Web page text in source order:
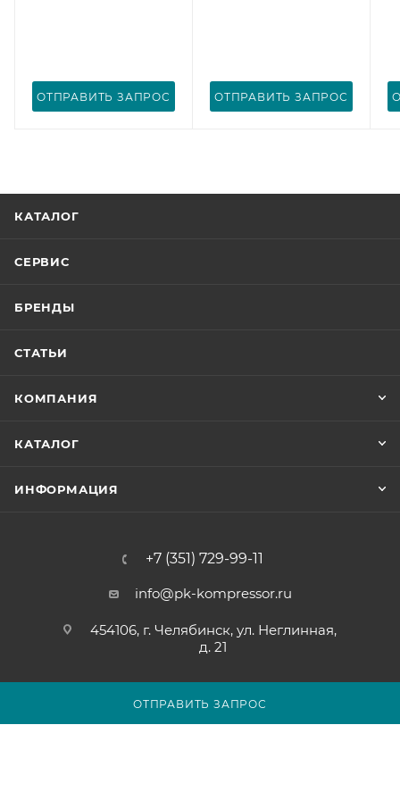
ОТПРАВИТЬ ЗАПРОС
ОТПРАВИТЬ ЗАПРОС ОТПРАВИТЬ ЗАПРОС
КАТАЛОГ
СЕРВИС
БРЕНДЫ
СТАТЬИ
КОМПАНИЯ
КАТАЛОГ
ИНФОРМАЦИЯ
+7 (351) 729-99-11
info@pk-kompressor.ru
454106, г. Челябинск, ул. Неглинная,
д. 21